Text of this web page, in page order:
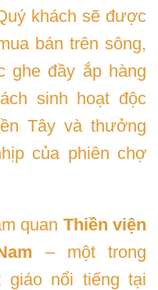
khách sẽ được
bán trên sông,
ghe đầy ắp hàng
sinh hoạt độc
Tây và thưởng
của phiên chợ
quan Thiền viện
– một trong
giáo nổi tiếng tại